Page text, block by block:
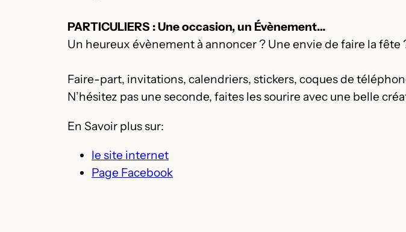
PARTICULIERS : Une occasion, un Évènement…
Un heureux évènement à annoncer ? Une envie de faire la
Faire-part, invitations, calendriers, stickers, coques de
N’hésitez pas une seconde, faites les sourire avec une belle
En Savoir plus sur:
le site internet
Page Facebook